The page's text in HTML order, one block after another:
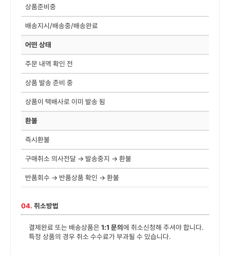
상품준비중
배송지시/배송중/배송완료
어떤 상태
주문 내역 확인 전
상품 발송 준비 중
상품이 택배사로 이미 발송 됨
환불
즉시환불
구매취소 의사전달 → 발송중지 → 환불
반품회수 → 반품상품 확인 → 환불
04. 취소방법
결제완료 또는 배송상품은 1:1 문의에 취소신청해 주셔야 합니다.
특정 상품의 경우 취소 수수료가 부과될 수 있습니다.